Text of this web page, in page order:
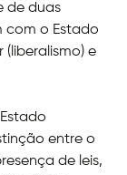
de duas
com o Estado
e
entre o
de leis,